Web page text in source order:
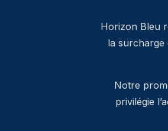
Horizon Bleu
la
Notre
privilégie